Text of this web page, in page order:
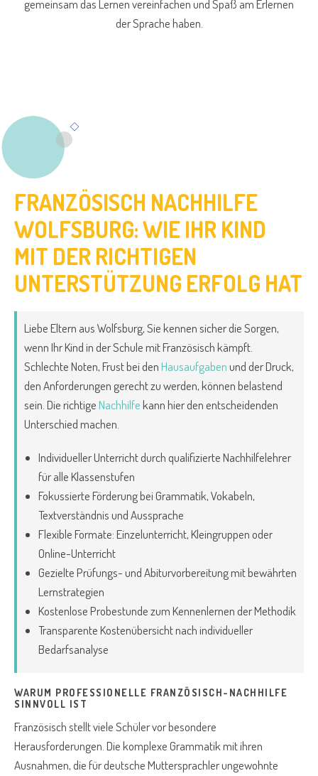
gemeinsam das Lernen vereinfachen und Spaß am Erlernen
der Sprache haben.
FRANZÖSISCH NACHHILFE
WOLFSBURG: WIE IHR KIND
MIT DER RICHTIGEN
UNTERSTÜTZUNG ERFOLG HAT
Liebe Eltern aus Wolfsburg, Sie kennen sicher die Sorgen,
wenn Ihr Kind in der Schule mit Französisch kämpft.
Schlechte Noten, Frust bei den Hausaufgabenund der Druck,
den Anforderungen gerecht zu werden, können belastend
sein. Die richtige Nachhilfekann hier den entscheidenden
Unterschied machen.
Individueller Unterricht durch qualifizierte Nachhilfelehrer
für alle Klassenstufen
Fokussierte Förderung bei Grammatik, Vokabeln,
Textverständnis und Aussprache
Flexible Formate: Einzelunterricht, Kleingruppen oder
Online-Unterricht
Gezielte Prüfungs- und Abiturvorbereitung mit bewährten
Lernstrategien
Kostenlose Probestunde zum Kennenlernen der Methodik
Transparente Kostenübersicht nach individueller
Bedarfsanalyse
WARUM PROFESSIONELLE FRANZÖSISCH-NACHHILFE
SINNVOLL IST
Französisch stellt viele Schüler vor besondere
Herausforderungen. Die komplexe Grammatik mit ihren
Ausnahmen, die für deutsche Muttersprachler ungewohnte